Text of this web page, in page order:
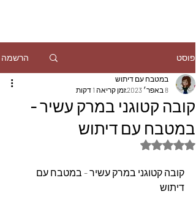
פוסט הרשמה
קובה קטוגני במרק עשיר -
במטבח עם דיתוש
במטבח עם דיתוש
8 באפר׳ 2023
זמן קריאה 1 דקות
דירוג של NaN מתוך 5 כוכבים
קובה קטוגני במרק עשיר - במטבח עם
דיתוש